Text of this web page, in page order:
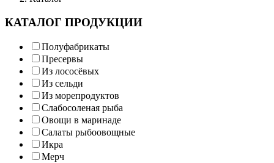
КАТАЛОГ ПРОДУКЦИИ
Полуфабрикаты
Пресервы
Из лососёвых
Из сельди
Из морепродуктов
Слабосоленая рыба
Овощи в маринаде
Салаты рыбоовощные
Икра
Мерч